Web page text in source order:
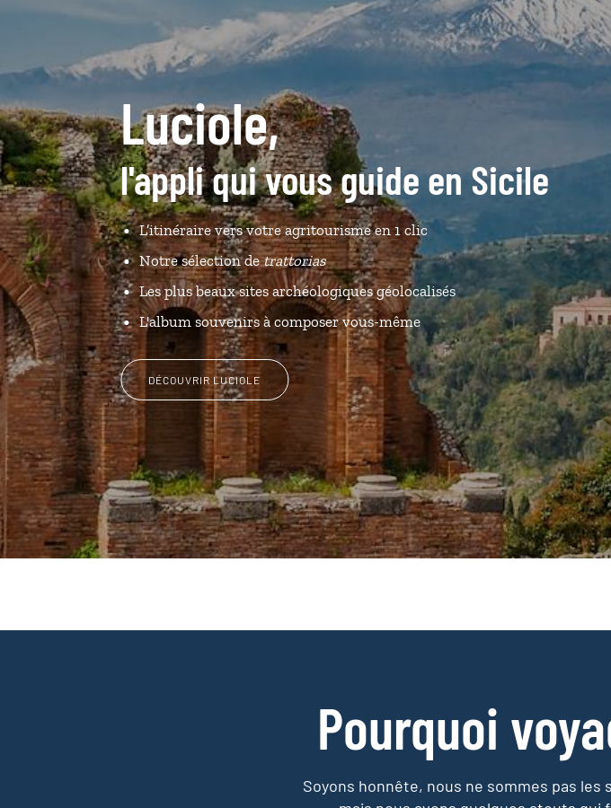
Luciole,
l'appli qui vous guide en Sicile
L’itinéraire vers votre agritourisme en 1 clic
Notre sélection detrattorias
Les plus beaux sites archéologiques géolocalisés
L'album souvenirs à composer vous-même
DÉCOUVRIR LUCIOLE
Pourquoi
Soyons honnête, nous ne sommes pas